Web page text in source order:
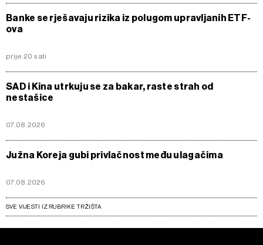
Banke se rješavaju rizika iz polugom upravljanih ETF-
ova
prije 20 sati
SAD i Kina utrkuju se za bakar, raste strah od
nestašice
07.08.2026
Južna Koreja gubi privlačnost među ulagačima
07.08.2026
SVE VIJESTI IZ RUBRIKE TRŽIŠTA